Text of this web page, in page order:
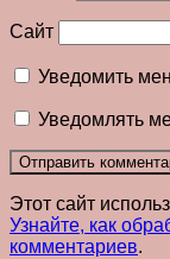
Сайт
Уведомить
Уведомлять
Этот сайт
Узнайте, как
комментариев.